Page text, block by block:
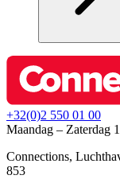
+32(0)2 550 01 00
Maandag – Zaterdag
Connections,
853